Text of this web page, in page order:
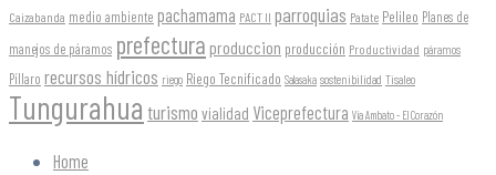
Caizabanda medio ambiente pachamama PACT II parroquias Patate Pelileo Planes de
manejos de páramos prefectura produccion producción Productividad páramos
Píllaro recursos hídricos riego Riego Tecnificado Salasaka sostenibilidad Tisaleo
Tungurahua turismo vialidad Viceprefectura Vía Ambato - El Corazón
Home